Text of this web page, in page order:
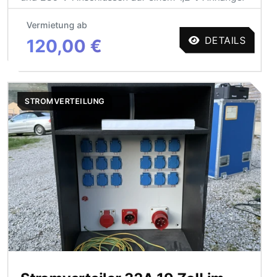
Vermietung ab
120,00 € DETAILS
STROMVERTEILUNG